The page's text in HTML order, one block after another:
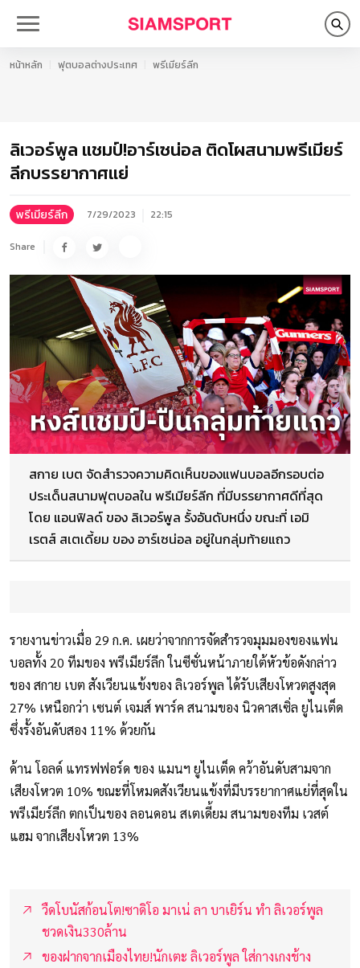
หน้าหลัก ฟุตบอลต่างประเทศ พรีเมียร์ลีก
ลิเวอร์พูล แชมป์!อาร์เซน่อล ติดโผสนามพรีเมียร์
ลีกบรรยากาศแย่
พรีเมียร์ลีก 7/29/2023 22:15
Share
สกาย เบต จัดสำรวจความคิดเห็นของแฟนบอลอีกรอบต่อ
ประเด็นสนามฟุตบอลใน พรีเมียร์ลีก ที่มีบรรยากาศดีที่สุด
โดย แอนฟิลด์ ของ ลิเวอร์พูล รั้งอันดับหนึ่ง ขณะที่ เอมิ
เรตส์ สเตเดี้ยม ของ อาร์เซน่อล อยู่ในกลุ่มท้ายแถว
รายงานข่าวเมื่อ 29 ก.ค. เผยว่าจากการจัดสำรวจมุมมองของแฟน
บอลทั้ง 20 ทีมของ พรีเมียร์ลีก ในซีซั่นหน้าภายใต้หัวข้อดังกล่าว
ของ สกาย เบต สังเวียนแข้งของ ลิเวอร์พูล ได้รับเสียงโหวตสูงสุด
27% เหนือกว่า เซนต์ เจมส์ พาร์ค สนามของ นิวคาสเซิ่ล ยูไนเต็ด
ซึ่งรั้งอันดับสอง 11% ด้วยกัน
ด้าน โอลด์ แทรฟฟอร์ด ของ แมนฯ ยูไนเต็ด คว้าอันดับสามจาก
เสียงโหวต 10% ขณะที่โหมดสังเวียนแข้งที่มีบรรยากาศแย่ที่สุดใน
พรีเมียร์ลีก ตกเป็นของ ลอนดอน สเตเดี้ยม สนามของทีม เวสต์
แฮม จากเสียงโหวต 13%
วืดโบนัสก้อนโต!ซาดิโอ มาเน่ ลา บาเยิร์น ทำ ลิเวอร์พูล
ชวดเงิน330ล้าน
ของฝากจากเมืองไทย!นักเตะ ลิเวอร์พูล ใส่กางเกงช้าง